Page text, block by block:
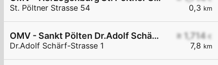
0,3 km
St. Pöltner Strasse 54
≥ 1,714 €
7,8 km
OMV - Sankt Pölten Dr.Adolf Schärf-Straße 1
Dr.Adolf Schärf-Strasse 1